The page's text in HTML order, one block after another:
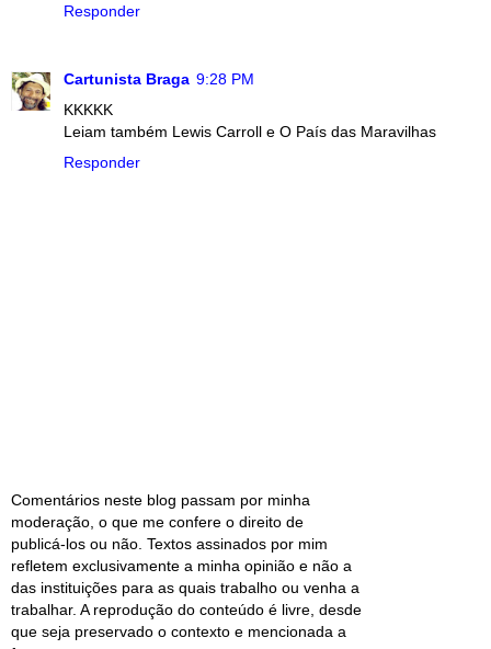
Responder
Cartunista Braga 9:28 PM
KKKKK
Leiam também Lewis Carroll e O País das Maravilhas
Responder
Comentários neste blog passam por minha
moderação, o que me confere o direito de
publicá-los ou não. Textos assinados por mim
refletem exclusivamente a minha opinião e não a
das instituições para as quais trabalho ou venha a
trabalhar. A reprodução do conteúdo é livre, desde
que seja preservado o contexto e mencionada a